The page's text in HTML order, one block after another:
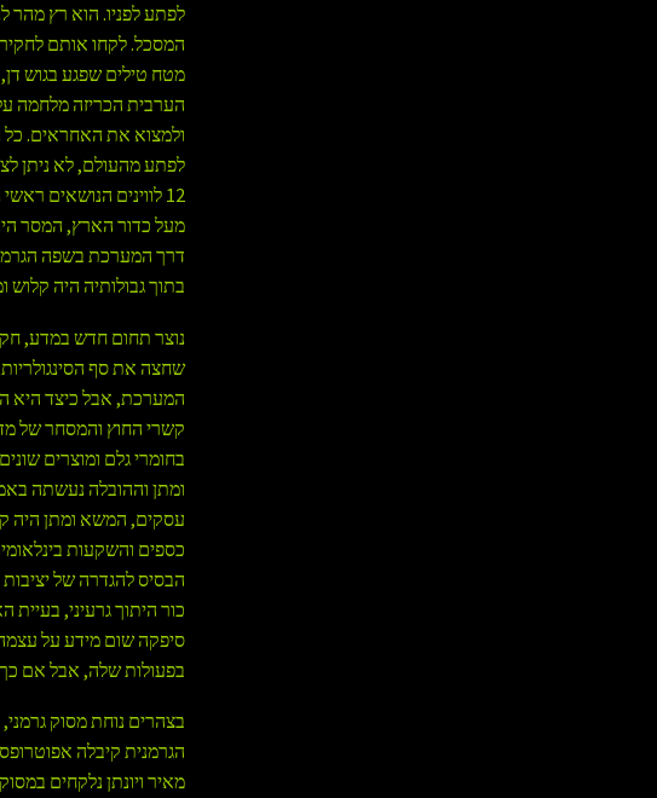
לפתע לפניו. הוא רץ מהר
המסכל. לקחו אותם
מטח טילים שפגע בגוש
הערבית הכריזה מלחמה
ולמצוא את האחראים.
לפתע מהעולם, לא ניתן
12 לווינים הנושאים
מעל כדור הארץ, המסר
דרך המערכת בשפה
בתוך גבולותיה היה קלוש
נוצר תחום חדש במדע,
שחצה את סף
המערכת, אבל כיצד היא
קשרי החוץ והמסחר של
בחומרי גלם ומוצרים
ומתן וההובלה נעשתה
עסקים, המשא ומתן היה
כספים והשקעות
הבסיס להגדרה של
כור היתוך גרעיני,
סיפקה שום מידע על
בפעולות שלה, אבל אם
בצהרים נוחת מסוק
הגרמנית קיבלה
מאיר ויונתן נלקחים